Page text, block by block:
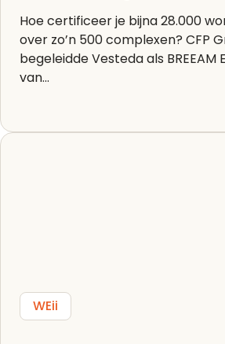
Hoe certificeer je bijna 28.000
over zo’n 500 complexen? CFP
begeleidde Vesteda als BREEAM
van...
WEii